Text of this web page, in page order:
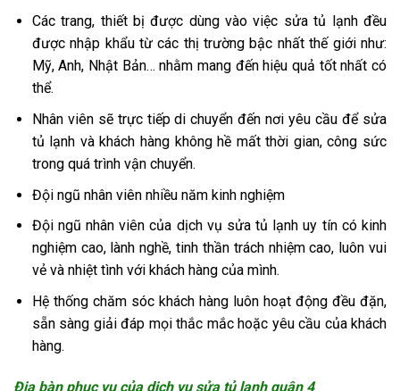
Các trang, thiết bị được dùng vào việc sửa tủ lạnh đều
được nhập khẩu từ các thị trường bậc nhất thế giới như:
Mỹ, Anh, Nhật Bản… nhằm mang đến hiệu quả tốt nhất có
thể.
Nhân viên sẽ trực tiếp di chuyển đến nơi yêu cầu để sửa
tủ lạnh và khách hàng không hề mất thời gian, công sức
trong quá trình vận chuyển.
Đội ngũ nhân viên nhiều năm kinh nghiệm
Đội ngũ nhân viên của dịch vụ sửa tủ lạnh uy tín có kinh
nghiệm cao, lành nghề, tinh thần trách nhiệm cao, luôn vui
vẻ và nhiệt tình với khách hàng của mình.
Hệ thống chăm sóc khách hàng luôn hoạt động đều đặn,
sẵn sàng giải đáp mọi thắc mắc hoặc yêu cầu của khách
hàng.
Địa bàn phục vụ của dịch vụ sửa tủ lạnh quận 4